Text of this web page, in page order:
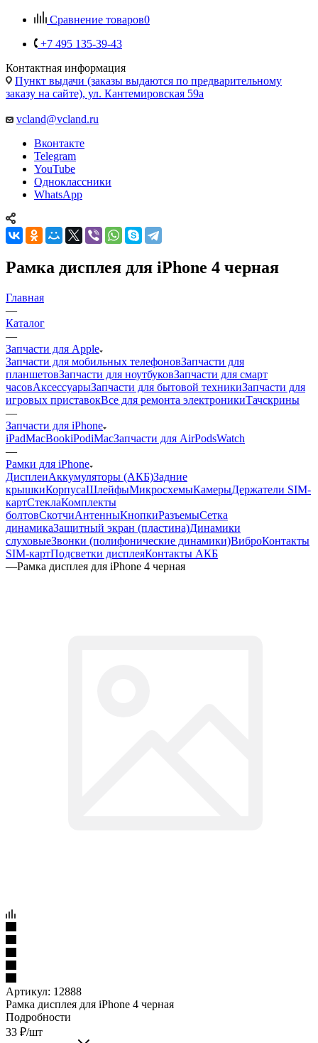
Сравнение товаров0
+7 495 135-39-43
Контактная информация
Пункт выдачи (заказы выдаются по предварительному
заказу на сайте), ул. Кантемировская 59а
vcland@vcland.ru
Вконтакте
Telegram
YouTube
Одноклассники
WhatsApp
Рамка дисплея для iPhone 4 черная
Главная
—
Каталог
—
Запчасти для Apple
Запчасти для мобильных телефоновЗапчасти для
планшетовЗапчасти для ноутбуковЗапчасти для смарт
часовАксессуарыЗапчасти для бытовой техникиЗапчасти для
игровых приставокВсе для ремонта электроникиТачскрины
—
Запчасти для iPhone
iPadMacBookiPodiMacЗапчасти для AirPodsWatch
—
Рамки для iPhone
ДисплеиАккумуляторы (АКБ)Задние
крышкиКорпусаШлейфыМикросхемыКамерыДержатели SIM-
картСтеклаКомплекты
болтовСкотчиАнтенныКнопкиРазъемыСетка
динамикаЗащитный экран (пластина)Динамики
слуховыеЗвонки (полифонические динамики)ВиброКонтакты
SIM-картПодсветки дисплеяКонтакты АКБ
—Рамка дисплея для iPhone 4 черная
Артикул: 12888
Рамка дисплея для iPhone 4 черная
Подробности
33 ₽/шт